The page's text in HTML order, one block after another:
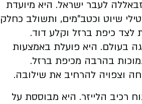
לעבר ישראל. היא מיועדת
שיוט וכטב”מים, ותשולב כחלק
לצד כיפת ברזל וקלע דוד.
בעולם. היא פועלת באמצעות
בהרבה מכיפת ברזל.
וצפויה להרחיב את שילובה.
רכיב הלייזר. היא מבוססת על